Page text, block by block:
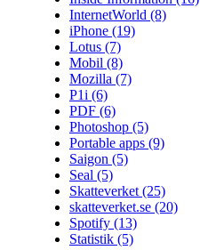
InternetWorld (8)
iPhone (19)
Lotus (7)
Mobil (8)
Mozilla (7)
P1i (6)
PDF (6)
Photoshop (5)
Portable apps (9)
Saigon (5)
Seal (5)
Skatteverket (25)
skatteverket.se (20)
Spotify (13)
Statistik (5)